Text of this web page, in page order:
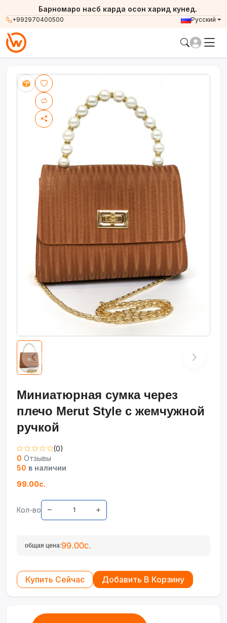
+992970400500
Барномаро насб карда осон харид кунед.
Русский
Миниатюрная сумка через
плечо Merut Style с жемчужной
ручкой
(0)
0 Отзывы
50 в наличии
99.00с.
Кол-во
общая цена:99.00с.
Купить Сейчас Добавить В Корзину